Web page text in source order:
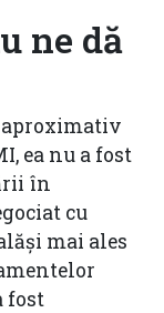
ne dă
ea nu a fost
în
cu
mai ales
fost